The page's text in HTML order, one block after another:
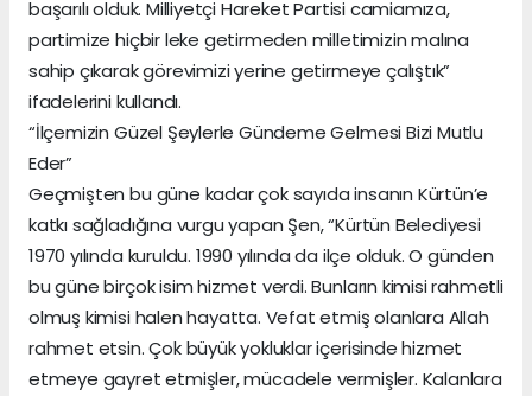
başarılı olduk. Milliyetçi Hareket Partisi camiamıza,
partimize hiçbir leke getirmeden milletimizin malına
sahip çıkarak görevimizi yerine getirmeye çalıştık”
ifadelerini kullandı.
“İlçemizin Güzel Şeylerle Gündeme Gelmesi Bizi Mutlu
Eder”
Geçmişten bu güne kadar çok sayıda insanın Kürtün’e
katkı sağladığına vurgu yapan Şen, “Kürtün Belediyesi
1970 yılında kuruldu. 1990 yılında da ilçe olduk. O günden
bu güne birçok isim hizmet verdi. Bunların kimisi rahmetli
olmuş kimisi halen hayatta. Vefat etmiş olanlara Allah
rahmet etsin. Çok büyük yokluklar içerisinde hizmet
etmeye gayret etmişler, mücadele vermişler. Kalanlara